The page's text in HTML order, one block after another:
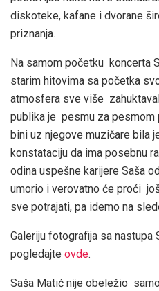
diskoteke, kafane i dvorane
priznanja.
Na samom početku koncerta
starim hitovima sa početka
atmosfera sve više
publika je pesmu za pesmom
bini uz njegove muzičare bila
konstataciju da ima posebnu
odina uspešne karijere Saša
umorio i verovatno će proći
sve potrajati, pa idemo na
Galeriju fotografija sa nastupa
pogledajte ovde.
Saša Matić nije obeležio